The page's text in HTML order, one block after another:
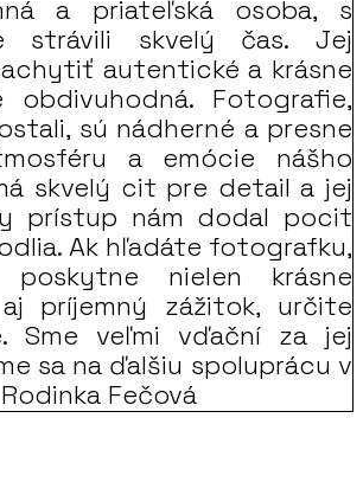
a priateľská osoba, s
strávili skvelý čas. Jej
autentické a krásne
obdivuhodná. Fotografie,
sú nádherné a presne
a emócie nášho
skvelý cit pre detail a jej
prístup nám dodal pocit
Ak hľadáte fotografku,
nielen krásne
príjemný zážitok, určite
Sme veľmi vďační za jej
sa na ďalšiu spoluprácu v
Fečová